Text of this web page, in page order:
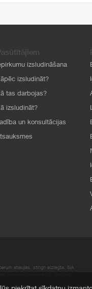
izsludināšana
izsludināt?
tas darbojas?
izsludināt?
un konsultācijas
atļaujas, stingri aizliegta. SIA